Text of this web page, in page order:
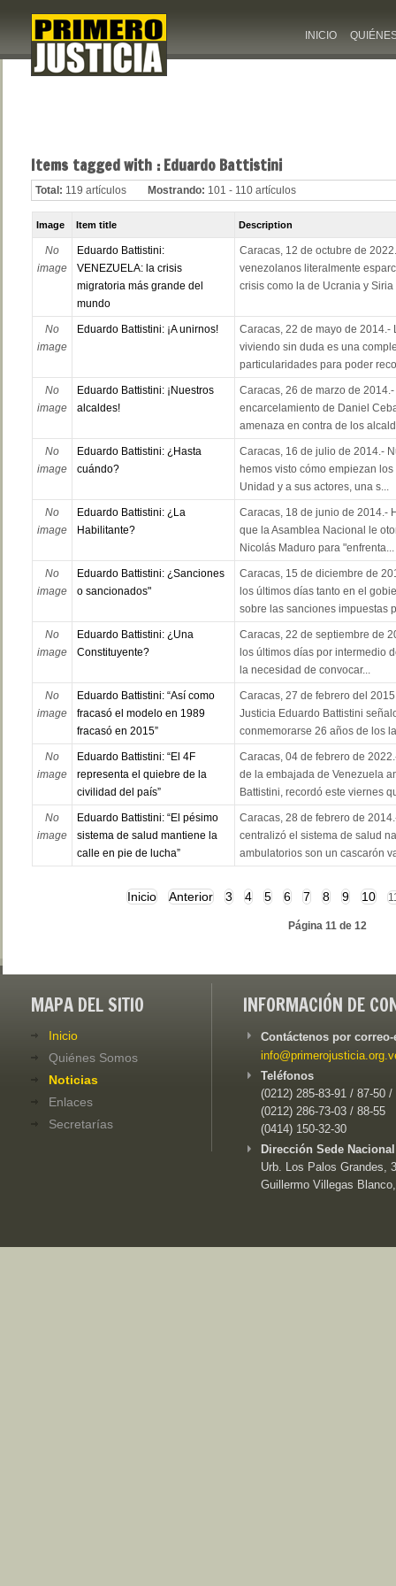
INICIO
Items tagged with : Eduardo Battistini
Total: 119 artículos Mostrando: 101 - 110 artículos
Image Item title Description
No
image
Eduardo Battistini:
VENEZUELA: la crisis
migratoria más grande del
mundo
Caracas, 12 de octubre de
venezolanos literalmente
crisis como la de Ucrania y Siria
No
image
Eduardo Battistini: ¡A unirnos!
Caracas, 22 de mayo de 2014.-
viviendo sin duda es una
particularidades para poder
No
image
Eduardo Battistini: ¡Nuestros
alcaldes!
Caracas, 26 de marzo de
encarcelamiento de Daniel
amenaza en contra de los
No
image
Eduardo Battistini: ¿Hasta
cuándo?
Caracas, 16 de julio de 2014.-
hemos visto cómo empiezan
Unidad y a sus actores, una s...
No
image
Eduardo Battistini: ¿La
Habilitante?
Caracas, 18 de junio de 2014.-
que la Asamblea Nacional le
Nicolás Maduro para "enfrenta...
No
image
Eduardo Battistini: ¿Sanciones
o sancionados"
Caracas, 15 de diciembre de
los últimos días tanto en el
sobre las sanciones impuestas
No
image
Eduardo Battistini: ¿Una
Constituyente?
Caracas, 22 de septiembre de
los últimos días por intermedio
la necesidad de convocar...
No
image
Eduardo Battistini: “Así como
fracasó el modelo en 1989
fracasó en 2015”
Caracas, 27 de febrero del
Justicia Eduardo Battistini
conmemorarse 26 años de los
No
image
Eduardo Battistini: “El 4F
representa el quiebre de la
civilidad del país”
Caracas, 04 de febrero de
de la embajada de Venezuela
Battistini, recordó este viernes
No
image
Eduardo Battistini: “El pésimo
sistema de salud mantiene la
calle en pie de lucha”
Caracas, 28 de febrero de
centralizó el sistema de salud
ambulatorios son un cascarón
Inicio Anterior 3 4 5 6 7 8 9 10
Página 11 de 12
MAPA DEL SITIO
Inicio
Quiénes Somos
Noticias
Enlaces
Secretarías
INFORMACIÓN DE
Contáctenos por
Teléfonos
(0212) 285-83-91 / 87-50 /
(0212) 286-73-03 / 88-55
(0414) 150-32-30
Dirección Sede
Urb. Los Palos Grandes,
Guillermo Villegas